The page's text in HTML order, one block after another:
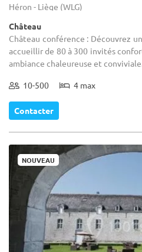
Héron - Liège (WLG)
Château
Château conférence : Découvrez
accueillir de 80 à 300 invités
ambiance chaleureuse et
10-500 4 max
Contacter
NOUVEAU